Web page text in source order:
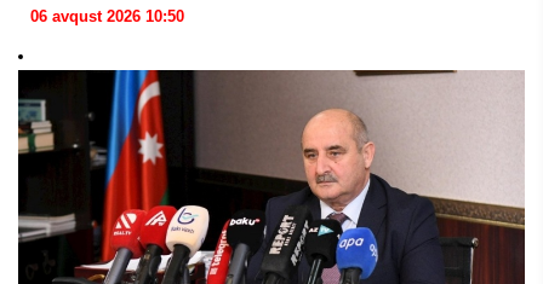
06 avqust 2026 10:50